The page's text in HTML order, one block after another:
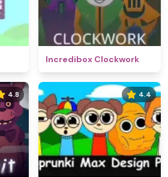
Incredibox Clockwork
4.8 4.4